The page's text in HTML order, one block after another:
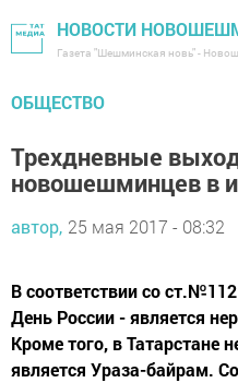
НОВОСТИ
Газета "Шешминская новь" -
ОБЩЕСТВО
Трехдневные
новошешминцев в
автор, 25 мая 2017 - 08:32
В соответствии со
День России - является
Кроме того, в Татарстане
является Ураза-байрам.